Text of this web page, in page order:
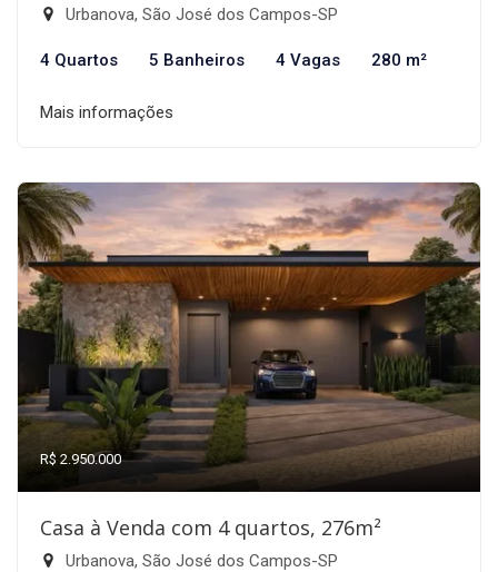
Urbanova, São José dos Campos-SP
4 Quartos 5 Banheiros 4 Vagas 280 m²
Mais informações
R$ 2.950.000
Casa à Venda com 4 quartos, 276m²
Urbanova, São José dos Campos-SP